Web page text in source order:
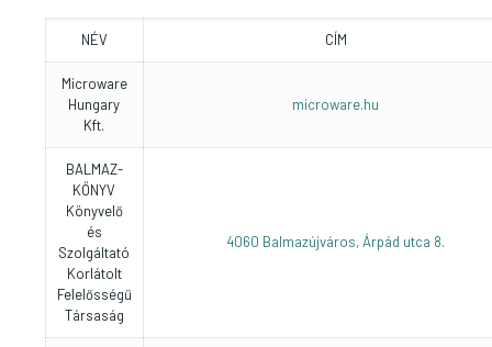
NÉV CÍM
Microware
Hungary
Kft.
microware.hu
BALMAZ-
KÖNYV
Könyvelő
és
Szolgáltató
Korlátolt
Felelősségű
Társaság
4060 Balmazújváros, Árpád utca 8.